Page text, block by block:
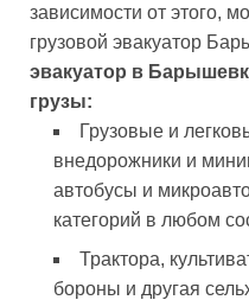
зависимости от этого,
грузовой эвакуатор
эвакуатор в
грузы:
Грузовые и
внедорожники и
автобусы и
категорий в любом
Трактора,
бороны и другая